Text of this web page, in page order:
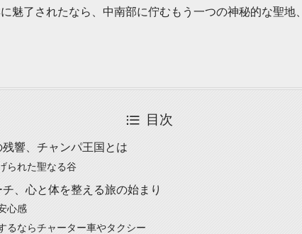
魅了されたなら、中南部に佇むもう一つの神秘的な聖地、
目次
響、チャンパ王国とは
られた聖なる谷
、心と体を整える旅の始まり
心感
るならチャーター車やタクシー